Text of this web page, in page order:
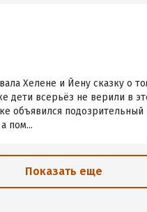
Хелене и Йену сказку о
дети всерьёз не верили в
объявился
пом...
Показать еще